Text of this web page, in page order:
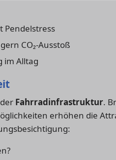
Pendelstress
CO₂-Ausstoß
im Alltag
Fahrradinfrastruktur.
erhöhen die